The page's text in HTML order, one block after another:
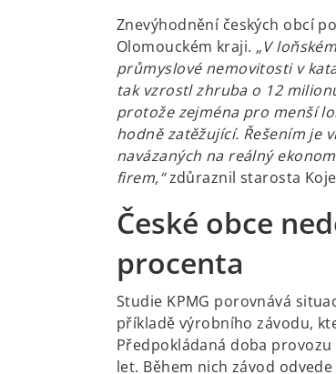
Znevýhodnění českých obcí
Olomouckém kraji. „V
průmyslové nemovitosti v
tak vzrostl zhruba o 12
protože zejména pro menší
hodně zatěžující. Řešením je
navázaných na reálný
firem,“zdůraznil starosta
České obce
procenta
Studie KPMG porovnává
příkladě výrobního závodu,
Předpokládaná doba
let. Během nich závod